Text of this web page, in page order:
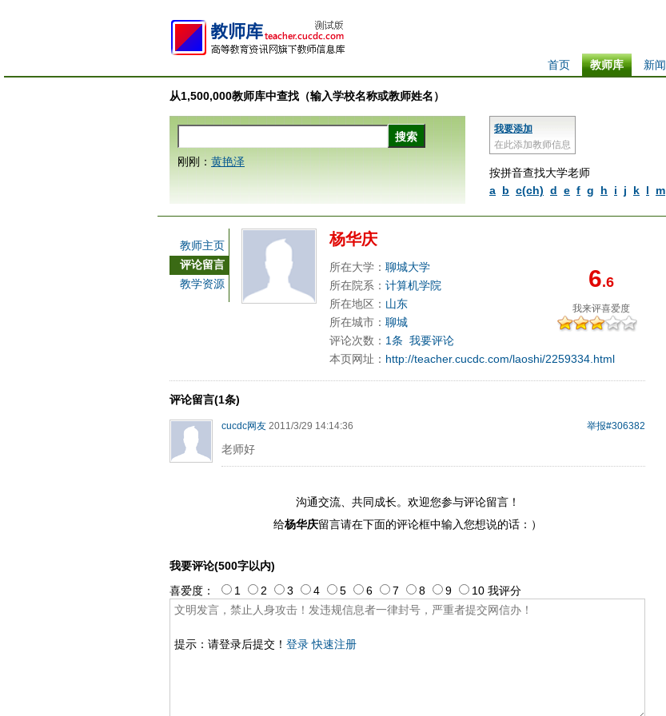
新闻
教师库
首页
从1,500,000教师库中查找（输入学校名称或教师姓名）
我要添加
在此添加教师信息
按拼音查找大学老师
a b c(ch) d e f g h i j k l m
刚刚： 黄艳泽
教师主页
评论留言
教学资源
杨华庆
6.6
我来评喜爱度
所在大学： 聊城大学
所在院系： 计算机学院
所在地区： 山东
所在城市： 聊城
评论次数： 1条 我要评论
本页网址： http://teacher.cucdc.com/laoshi/2259334.html
评论留言(1条)
举报#306382
cucdc网友 2011/3/29 14:14:36
老师好
沟通交流、共同成长。欢迎您参与评论留言！
给杨华庆留言请在下面的评论框中输入您想说的话：）
我要评论(500字以内)
提示：请登录后提交！ 登录 快速注册
喜爱度： 1 2 3 4 5 6 7 8 9 10 我评分